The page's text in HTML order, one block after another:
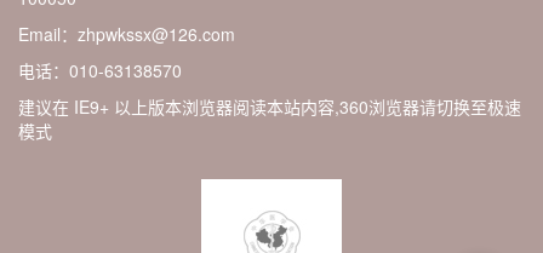
Email：zhpwkssx@126.com
电话：010-63138570
建议在 IE9+ 以上版本浏览器阅读本站内容,360浏览器请切换至极速
模式